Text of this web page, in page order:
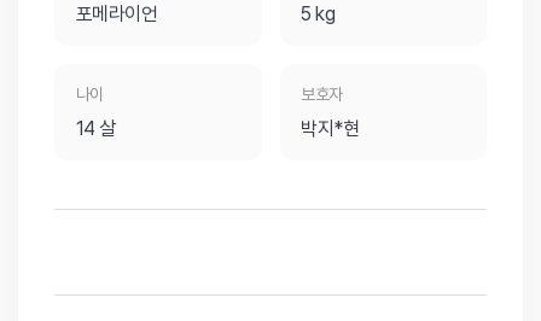
포메라이언 5 kg
나이
14 살
보호자
박지*현